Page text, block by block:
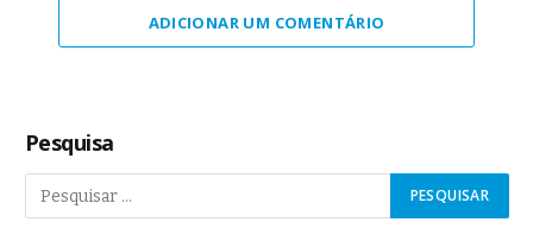
ADICIONAR UM COMENTÁRIO
Pesquisa